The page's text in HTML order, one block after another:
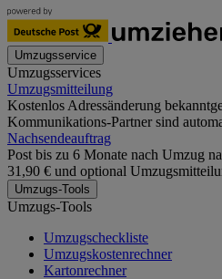
Umzugsservice
Umzugsservices
Umzugsmitteilung
Kostenlos Adressänderung
Kommunikations-Partner sind
Nachsendeauftrag
Post bis zu 6 Monate nach Umzug
31,90 € und optional
Umzugs-Tools
Umzugs-Tools
Umzugscheckliste
Umzugskostenrechner
Kartonrechner